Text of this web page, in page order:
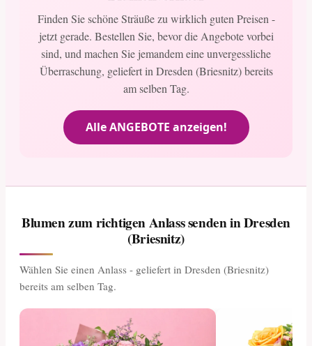
Finden Sie schöne Sträuße zu wirklich guten Preisen -
jetzt gerade. Bestellen Sie, bevor die Angebote vorbei
sind, und machen Sie jemandem eine unvergessliche
Überraschung, geliefert in Dresden (Briesnitz) bereits
am selben Tag.
Alle ANGEBOTE anzeigen!
Blumen zum richtigen Anlass senden in Dresden
(Briesnitz)
Wählen Sie einen Anlass - geliefert in Dresden (Briesnitz)
bereits am selben Tag.